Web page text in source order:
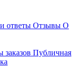
ответы Отзывы О
Публичная